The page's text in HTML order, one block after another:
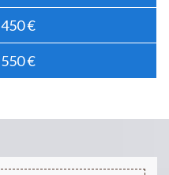
450 €
550 €